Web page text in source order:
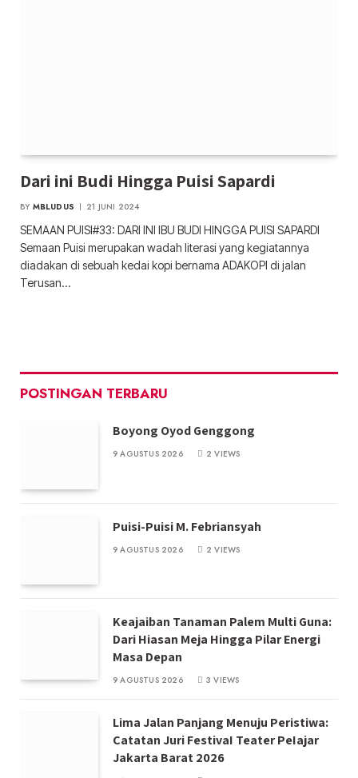
Dari ini Budi Hingga Puisi Sapardi
BY MBLUDUS 21 JUNI 2024
SEMAAN PUISI#33: DARI INI IBU BUDI HINGGA PUISI SAPARDI
Semaan Puisi merupakan wadah literasi yang kegiatannya
diadakan di sebuah kedai kopi bernama ADAKOPI di jalan
Terusan…
POSTINGAN TERBARU
Boyong Oyod Genggong
9 AGUSTUS 2026 2VIEWS
Puisi-Puisi M. Febriansyah
9 AGUSTUS 2026 2VIEWS
Keajaiban Tanaman Palem Multi Guna:
Dari Hiasan Meja Hingga Pilar Energi
Masa Depan
9 AGUSTUS 2026 3VIEWS
Lima Jalan Panjang Menuju Peristiwa:
Catatan Juri FestivaI Teater PeIajar
Jakarta Barat 2026